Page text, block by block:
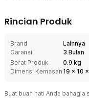
Rincian Produk
Brand
Lainnya
Garansi
3 Bulan
Berat Produk
0.9 kg
Dimensi Kemasan 19 x 10 x
Buat buah hati Anda